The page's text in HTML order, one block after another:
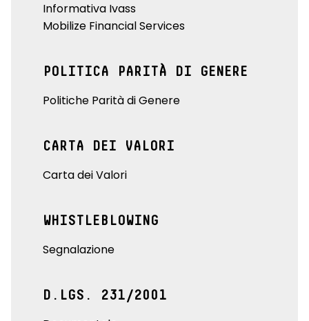
Informativa Ivass
Mobilize Financial Services
POLITICA PARITÀ DI GENERE
Politiche Parità di Genere
CARTA DEI VALORI
Carta dei Valori
WHISTLEBLOWING
Segnalazione
D.LGS. 231/2001